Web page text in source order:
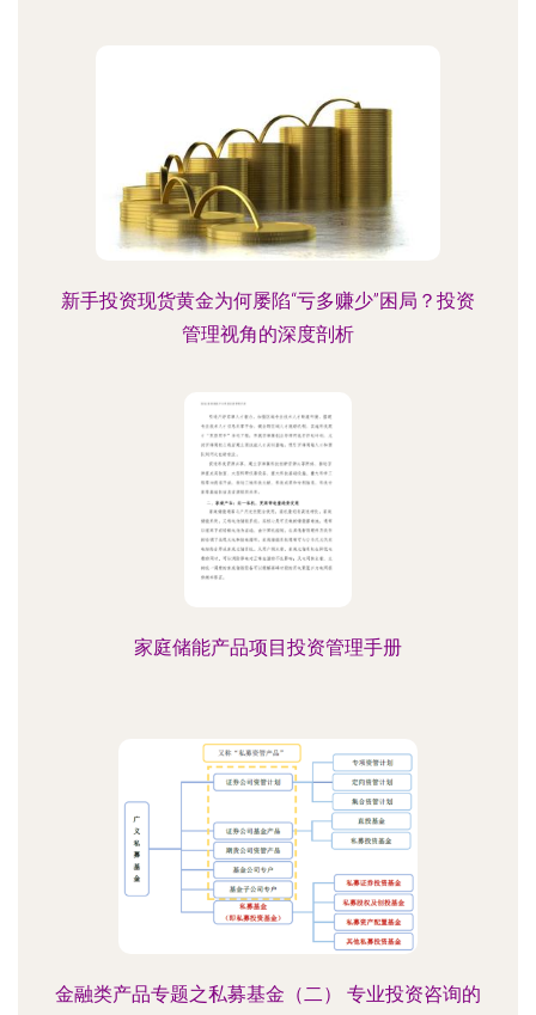
新手投资现货黄金为何屡陷“亏多赚少”困局？投资
管理视角的深度剖析
家庭储能产品项目投资管理手册
金融类产品专题之私募基金（二） 专业投资咨询的